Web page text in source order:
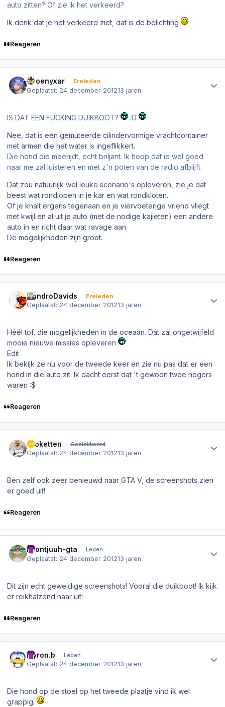
auto zitten? Of zie ik het verkeerd?
Ik denk dat je het verkeerd ziet, dat is de belichting
Reageren
Phoenyxar Ereleden
Geplaatst: 24 december 201213 jaren
IS DAT EEN FUCKING DUIKBOOT? :D
Nee, dat is een gemuteerde cilindervormige vrachtcontainer
met armen die het water is ingeflikkert.
Die hond die meerijdt, echt briljant. Ik hoop dat ie wel goed
naar me zal luisteren en met z'n poten van de radio afblijft.
Dat zou natuurlijk wel leuke scenario's opleveren, zie je dat
beest wat rondlopen in je kar en wat rondkloten.
Of je knalt ergens tegenaan en je viervoeterige vriend vliegt
met kwijl en al uit je auto (met de nodige kajieten) een andere
auto in en richt daar wat ravage aan.
De mogelijkheden zijn groot.
Reageren
NandroDavids Ereleden
Geplaatst: 24 december 201213 jaren
Héél tof, die mogelijkheden in de oceaan. Dat zal ongetwijfeld
mooie nieuwe missies opleveren
Edit
Ik bekijk ze nu voor de tweede keer en zie nu pas dat er een
hond in die auto zit. Ik dacht eerst dat 't gewoon twee negers
waren :$
Reageren
Kroketten Geblokkeerd
Geplaatst: 24 december 201213 jaren
Ben zelf ook zeer benieuwd naar GTA V, de screenshots zien
er goed uit!
Reageren
Leontjuuh-gta Leden
Geplaatst: 24 december 201213 jaren
Dit zijn echt geweldige screenshots! Vooral die duikboot! Ik kijk
er reikhalzend naar uit!
Reageren
myron.b Leden
Geplaatst: 24 december 201213 jaren
Die hond op de stoel op het tweede plaatje vind ik wel
grappig.